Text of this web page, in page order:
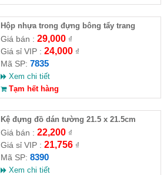
Hộp nhựa trong đựng bông tẩy trang
Giá bán : 29,000₫
Giá sỉ VIP : 24,000₫
Mã SP: 7835
Xem chi tiết
Tạm hết hàng
Kệ đựng đồ dán tường 21.5 x 21.5cm
Giá bán : 22,200₫
Giá sỉ VIP : 21,756₫
Mã SP: 8390
Xem chi tiết